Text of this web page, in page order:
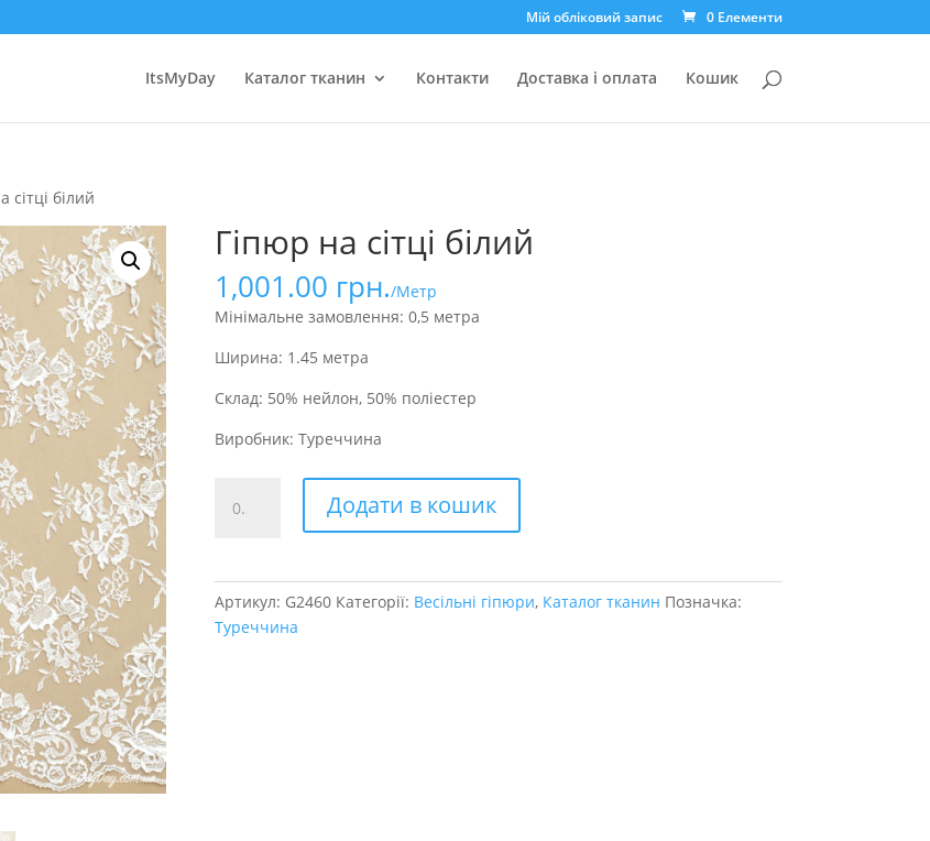
Мій обліковий запис 0 Елементи
ItsMyDay Каталог тканин Контакти Доставка і оплата Кошик
сітці білий
Гіпюр на сітці білий
1,001.00 грн./Метр
Мінімальне замовлення: 0,5 метра
Ширина: 1.45 метра
Склад: 50% нейлон, 50% поліестер
Виробник: Туреччина
Додати в кошик
Артикул: G2460 Категорії: Весільні гіпюри, Каталог тканин Позначка:
Туреччина